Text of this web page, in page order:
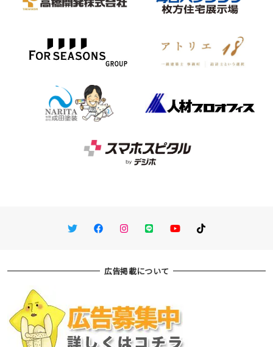
TwitterFacebookInstagram
LINE You TubeTikTok
広告掲載について